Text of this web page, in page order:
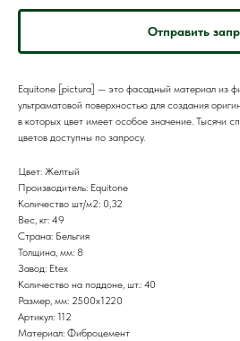
Отправить
Equitone [pictura] — это фасадный материал из
ультраматовой поверхностью для создания
в которых цвет имеет особое значение. Тысячи
цветов доступны по запросу.
Цвет: Желтый
Производитель: Equitone
Количество шт/м2: 0,32
Вес, кг: 49
Страна: Бельгия
Толщина, мм: 8
Завод: Etex
Количество на поддоне, шт.: 40
Размер, мм: 2500x1220
Артикул: 112
Материал: Фиброцемент